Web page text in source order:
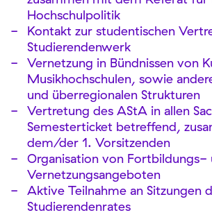
Hochschulpolitik
Kontakt zur studentischen
Studierendenwerk
Vernetzung in Bündnissen von
Musikhochschulen, sowie
und überregionalen Strukturen
Vertretung des AStA in allen
Semesterticket betreffend,
dem/der 1. Vorsitzenden
Organisation von Fortbildungs-
Vernetzungsangeboten
Aktive Teilnahme an Sitzungen
Studierendenrates